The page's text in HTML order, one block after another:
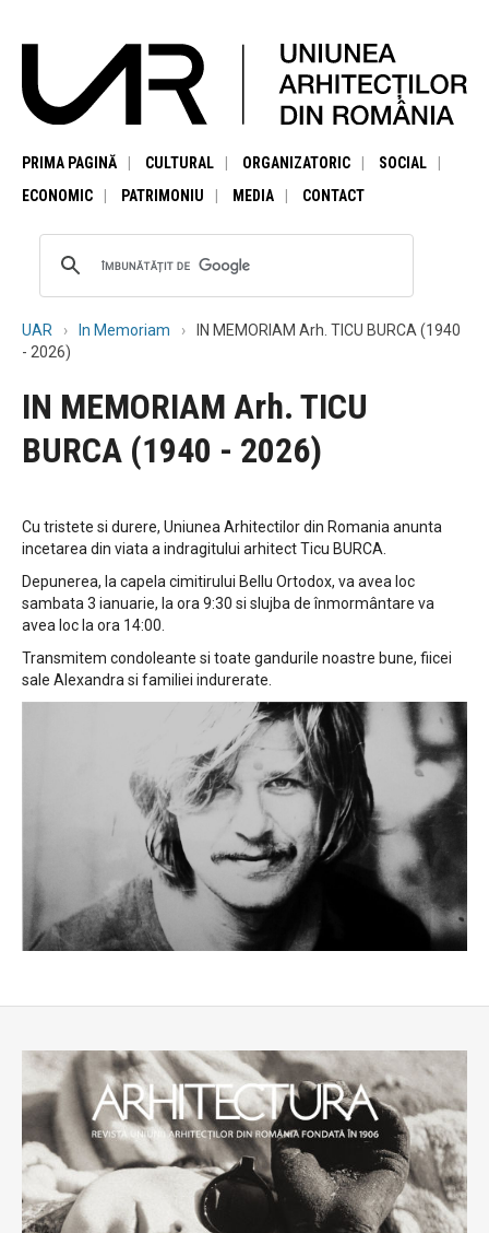
PRIMA PAGINĂ CULTURAL ORGANIZATORIC
SOCIAL
ECONOMIC
PATRIMONIU MEDIA CONTACT
UAR In Memoriam
IN MEMORIAM Arh. TICU BURCA (1940
- 2026)
IN MEMORIAM Arh. TICU
BURCA (1940 - 2026)
Cu tristete si durere, Uniunea Arhitectilor din Romania anunta
incetarea din viata a indragitului arhitect Ticu BURCA.
Depunerea, la capela cimitirului Bellu Ortodox, va avea loc
sambata 3 ianuarie, la ora 9:30 si slujba de înmormântare va
avea loc la ora 14:00.
Transmitem condoleante si toate gandurile noastre bune, fiicei
sale Alexandra si familiei indurerate.